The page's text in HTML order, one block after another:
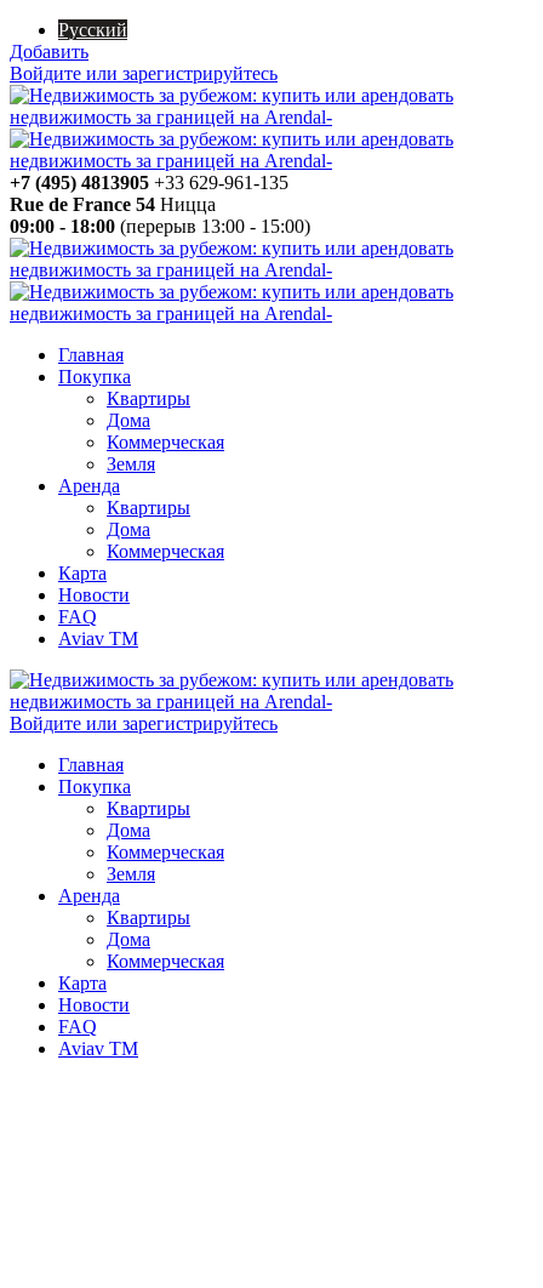
Русский
Добавить
Войдите или зарегистрируйтесь
+7 (495) 4813905 +33 629-961-135
Rue de France 54 Ницца
09:00 - 18:00 (перерыв 13:00 - 15:00)
Главная
Покупка
Квартиры
Дома
Коммерческая
Земля
Аренда
Квартиры
Дома
Коммерческая
Карта
Новости
FAQ
Aviav TM
Войдите или зарегистрируйтесь
Главная
Покупка
Квартиры
Дома
Коммерческая
Земля
Аренда
Квартиры
Дома
Коммерческая
Карта
Новости
FAQ
Aviav TM